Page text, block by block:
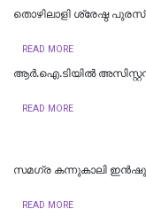
തൊഴിലാളി ശ്രേഷ്ഠ
READ MORE
ആർ.ഐ.ടിയിൽ
READ MORE
സമഗ്ര കന്നുകാലി
READ MORE